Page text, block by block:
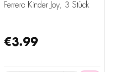
Ferrero Kinder Joy, 3 Stück
€3.99